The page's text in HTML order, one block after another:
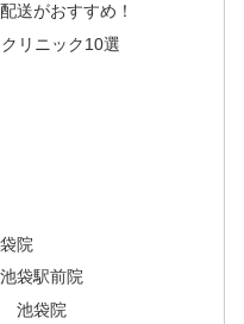
送がおすすめ！
リニック10選
院
袋駅前院
池袋院